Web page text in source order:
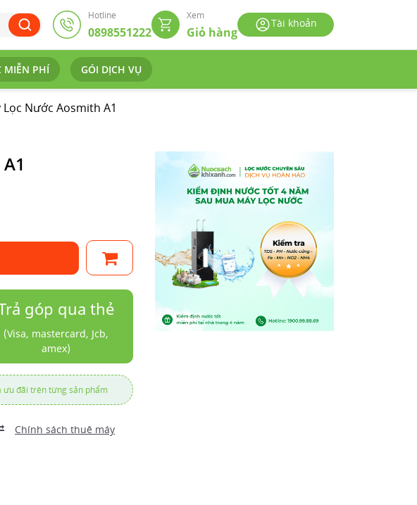
Hotline
0898551222
Xem
Giỏ hàng
Tài khoản
MIỄN PHÍ GÓI DỊCH VỤ
Lọc Nước Aosmith A1
góp qua thẻ
(Visa, mastercard, Jcb,
amex)
ưu đãi trên từng sản phẩm
Chính sách thuê máy